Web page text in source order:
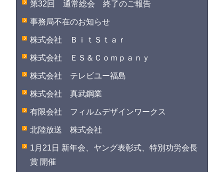
第32回 通常総会 終了のご報告
事務局不在のお知らせ
株式会社 ＢｉｔＳｔａｒ
株式会社 ＥＳ＆Ｃｏｍｐａｎｙ
株式会社 テレビユー福島
株式会社 真武鋼業
有限会社 フィルムデザインワークス
北陸放送 株式会社
1月21日 新年会、ヤング表彰式、特別功労会長
賞 開催